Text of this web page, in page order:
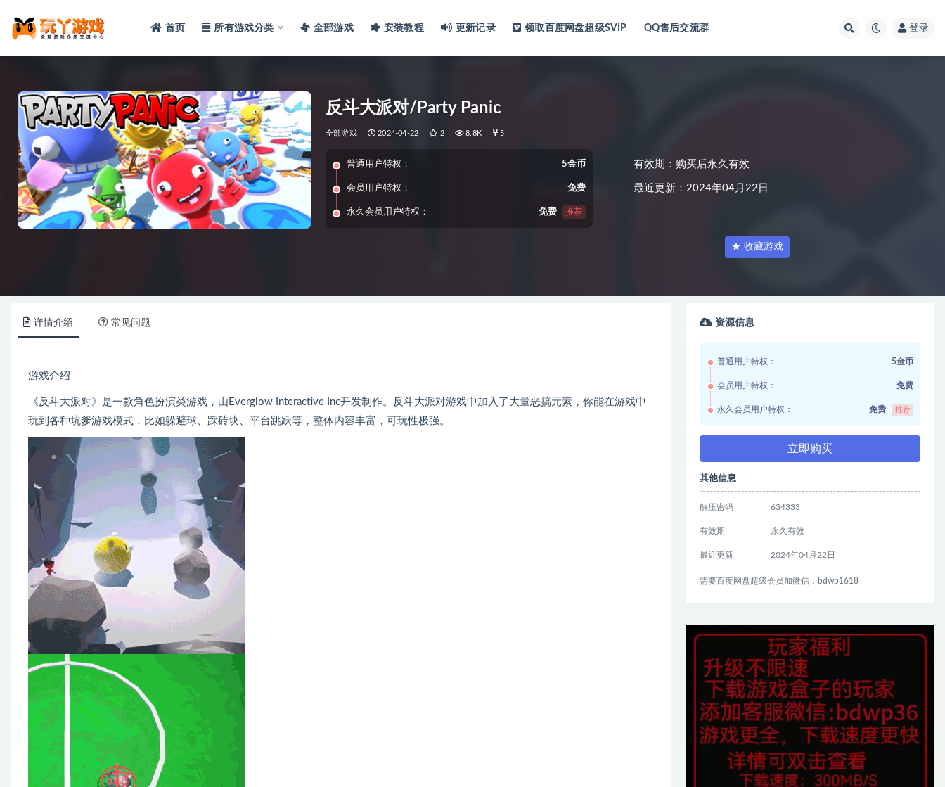
首页 所有游戏分类 全部游戏 安装教程 更新记录 领取百度网盘超级SVIP QQ售后交流群 登录
反斗大派对/Party Panic
全部游戏 2024-04-22 2 8.8K 5
普通用户特权： 5金币
会员用户特权： 免费
永久会员用户特权： 免费 推荐
有效期：购买后永久有效
最近更新：2024年04月22日
★ 收藏游戏
详情介绍 常见问题
游戏介绍
《反斗大派对》是一款角色扮演类游戏，由Everglow Interactive Inc开发制作。反斗大派对游戏中加入了大量恶搞元素，你能在游戏中
玩到各种坑爹游戏模式，比如躲避球、踩砖块、平台跳跃等，整体内容丰富，可玩性极强。
资源信息
普通用户特权： 5金币
会员用户特权： 免费
永久会员用户特权： 免费 推荐
立即购买
其他信息
解压密码 634333
有效期 永久有效
最近更新 2024年04月22日
需要百度网盘超级会员加微信：bdwp1618